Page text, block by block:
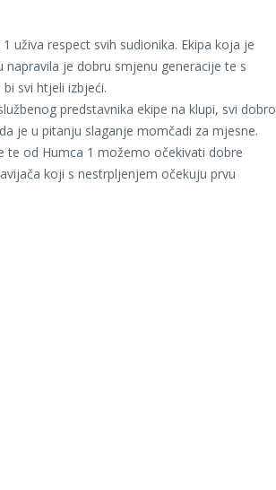
uživa respect svih sudionika. Ekipa koja je
napravila je dobru smjenu generacije te s
svi htjeli izbjeći.
predstavnika ekipe na klupi, svi dobro
je u pitanju slaganje momčadi za mjesne.
te od Humca 1 možemo očekivati dobre
koji s nestrpljenjem očekuju prvu